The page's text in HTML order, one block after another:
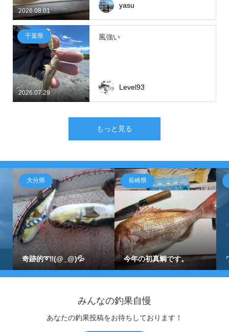
2026.08.01
yasu
2026.07.29
千葉県 風強い
Level93
もっと見る
大分県
奇跡的➰‼️(@_@)💦
長崎県
今年の初真鯛です。
みんなの釣果自慢
あなたの釣果投稿をお待ちしております！